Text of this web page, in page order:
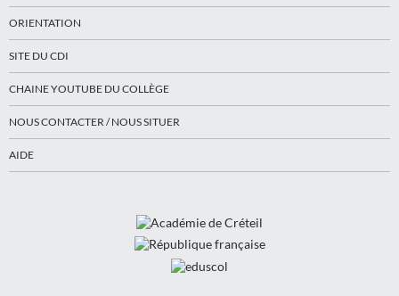
ORIENTATION
SITE DU CDI
CHAINE YOUTUBE DU COLLÈGE
NOUS CONTACTER / NOUS SITUER
AIDE